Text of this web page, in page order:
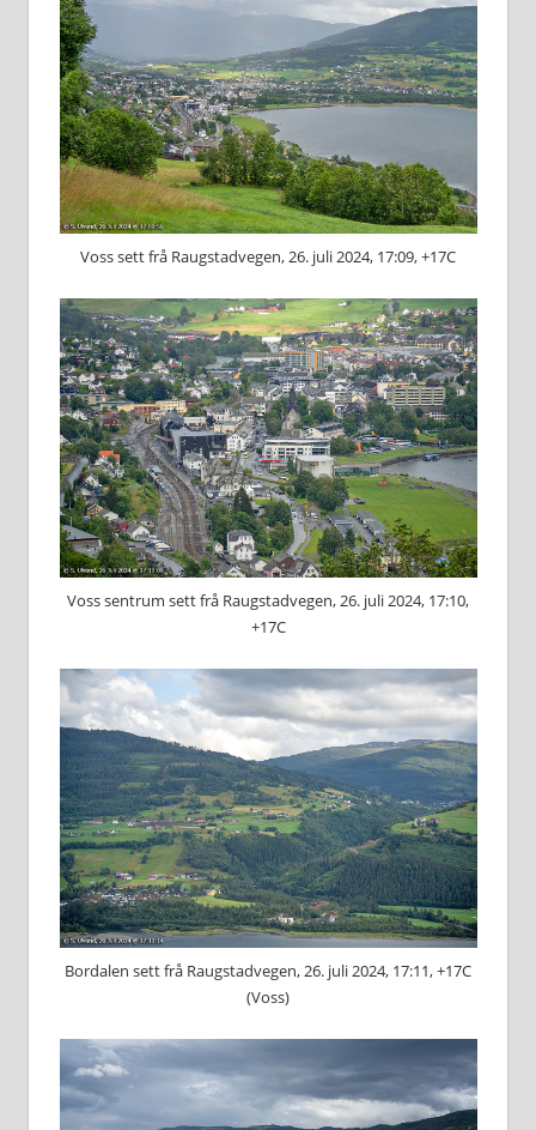
Voss sett frå Raugstadvegen, 26. juli 2024, 17:09, +17C
Voss sentrum sett frå Raugstadvegen, 26. juli 2024, 17:10,
+17C
Bordalen sett frå Raugstadvegen, 26. juli 2024, 17:11, +17C
(Voss)